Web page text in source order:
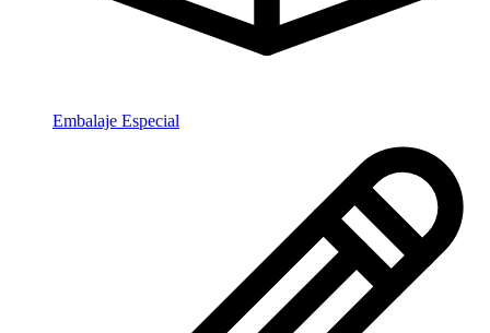
Embalaje Especial